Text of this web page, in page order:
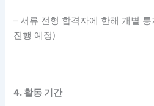
– 서류 전형 합격자에 한해 개별
진행 예정)
4. 활동 기간